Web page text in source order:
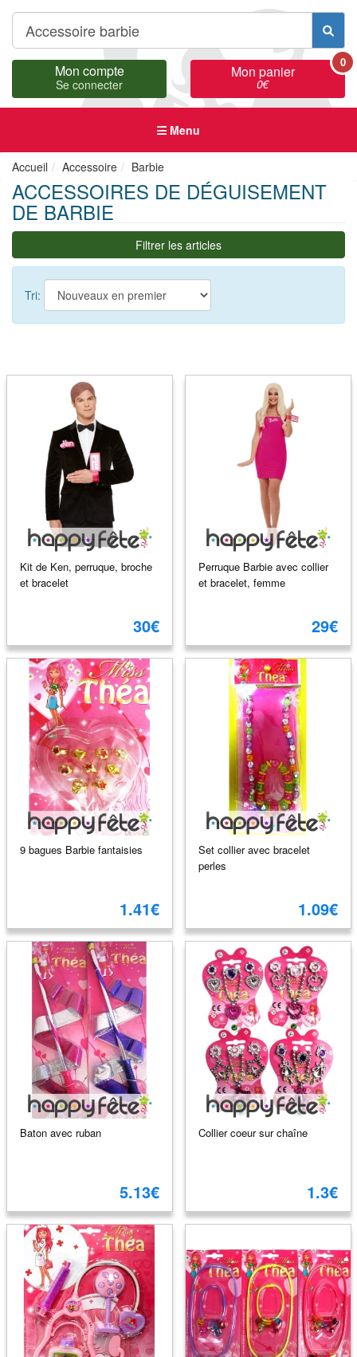
Mon compte
Se connecter
Mon panier
0€
0
Menu
Accueil Accessoire Barbie
ACCESSOIRES DE DÉGUISEMENT
DE BARBIE
Filtrer les articles
Tri:
Kit de Ken, perruque, broche
et bracelet
30€
Perruque Barbie avec collier
et bracelet, femme
29€
9 bagues Barbie fantaisies
1.41€
Set collier avec bracelet
perles
1.09€
Baton avec ruban
5.13€
Collier coeur sur chaîne
1.3€